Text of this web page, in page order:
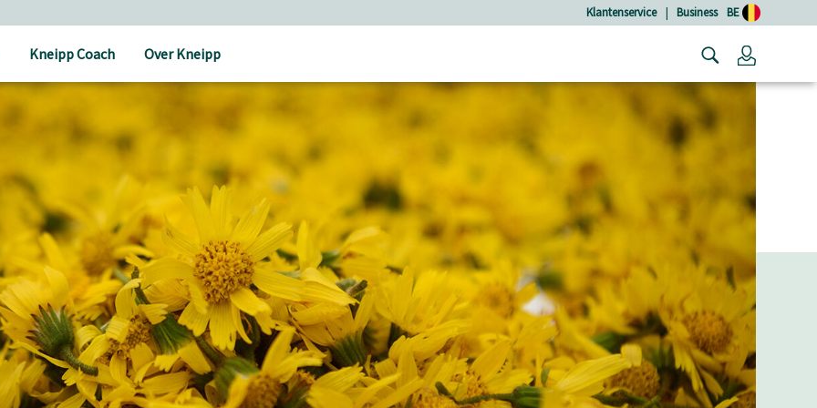
Klantenservice | Business BE
Kneipp Coach Over Kneipp